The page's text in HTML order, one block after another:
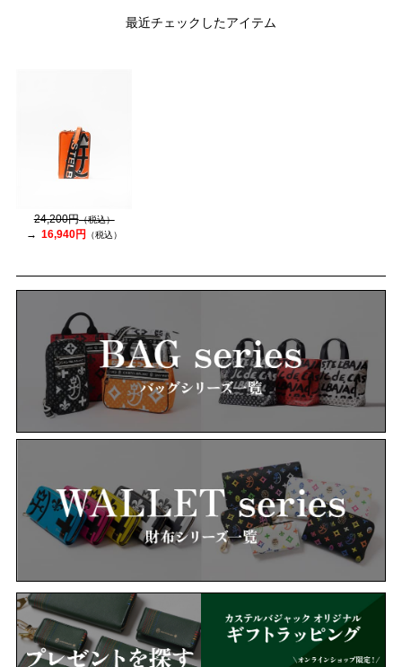
最近チェックしたアイテム
24,200円（税込）
16,940円 （税込）